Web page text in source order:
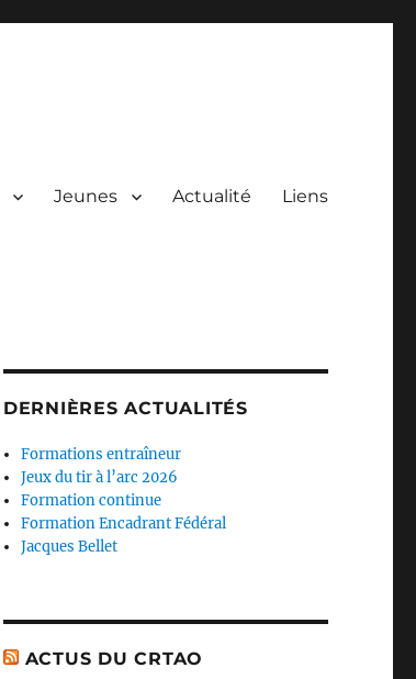
Jeunes Actualité Liens
DERNIÈRES ACTUALITÉS
Formations entraîneur
Jeux du tir à l’arc 2026
Formation continue
Formation Encadrant Fédéral
Jacques Bellet
ACTUS DU CRTAO